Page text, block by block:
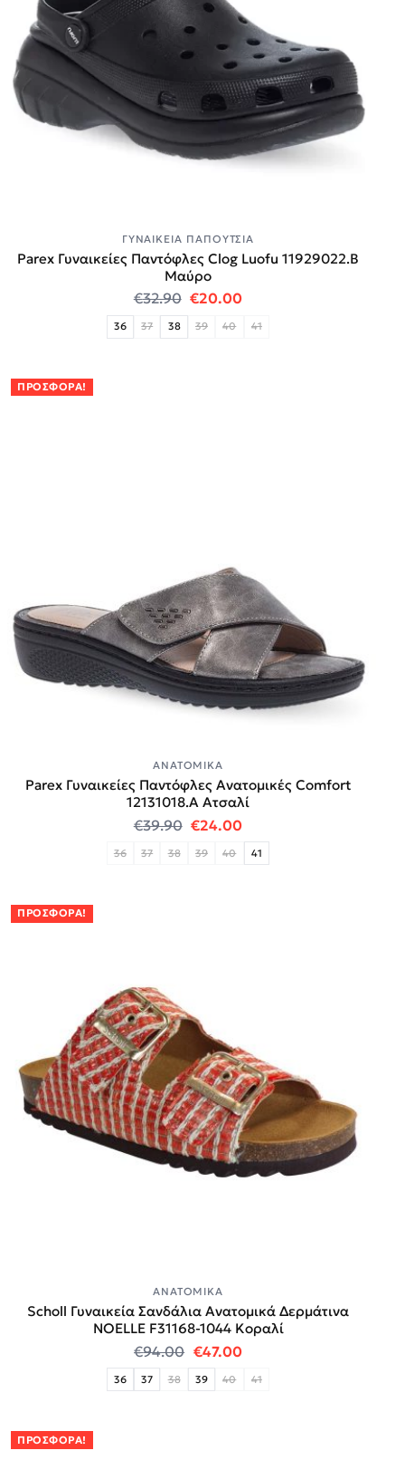
ΓΥΝΑΙΚΕΊΑ ΠΑΠΟΎΤΣΙΑ
Parex Γυναικείες Παντόφλες Clog Luofu 11929022.B
Μαύρο
€32.90 Original price was: €32.90.
€20.00Η τρέχουσα τιμή
36 37 38 39 40 41
ΠΡΟΣΦΟΡΆ!
ΑΝΑΤΟΜΙΚΆ
Parex Γυναικείες Παντόφλες Ανατομικές Comfort
12131018.A Ατσαλί
€39.90 Original price was: €39.90.
€24.00Η τρέχουσα τιμή
36 37 38 39 40 41
ΠΡΟΣΦΟΡΆ!
ΑΝΑΤΟΜΙΚΆ
Scholl Γυναικεία Σανδάλια Ανατομικά Δερμάτινα
NOELLE F31168-1044 Κοραλί
€94.00 Original price was: €94.00.
€47.00Η τρέχουσα τιμή
36 37 38 39 40 41
ΠΡΟΣΦΟΡΆ!